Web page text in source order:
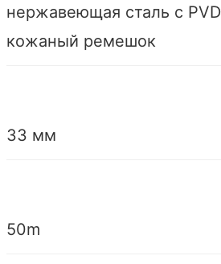
нержавеющая сталь с
кожаный ремешок
33 мм
50m